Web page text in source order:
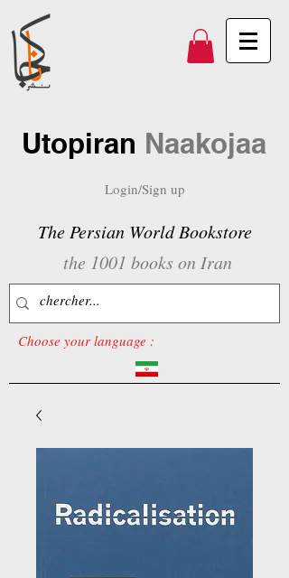
Utopiran Naakojaa
Login/Sign up
The Persian World Bookstore
the 1001 books on Iran
Choose your language :